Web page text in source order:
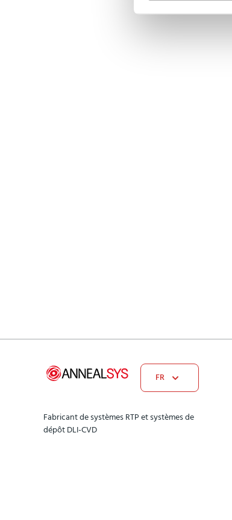
FR
Fabricant de systèmes RTP et systèmes de
dépôt DLI-CVD